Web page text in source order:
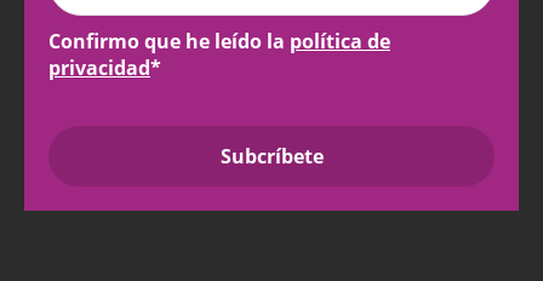
Confirmo que he leído la política de
privacidad*